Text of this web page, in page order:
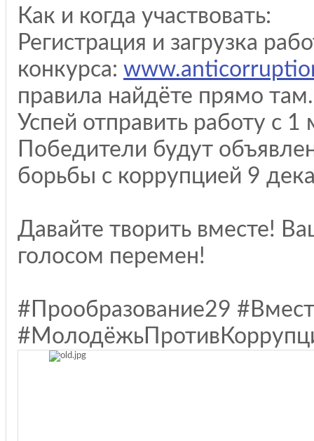
Как и когда участвовать:
Регистрация и загрузка
конкурса:
правила найдёте прямо там.
Успей отправить работу с
Победители будут
борьбы с коррупцией 9
Давайте творить вместе!
голосом перемен!
#Прообразование29